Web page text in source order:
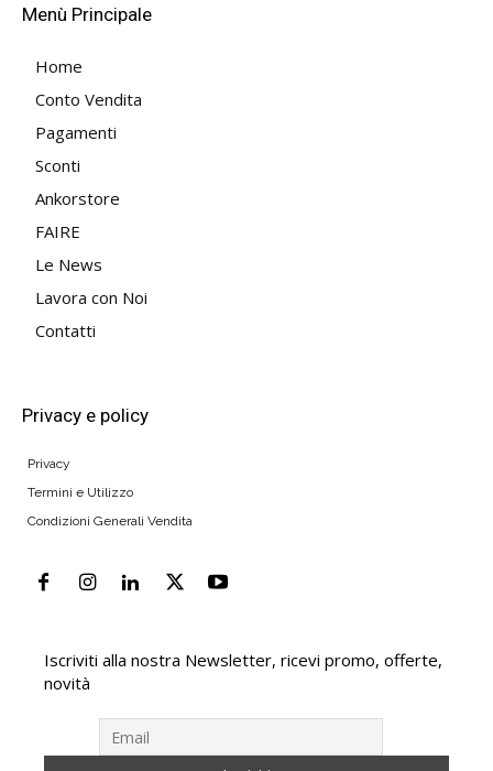
Menù Principale
Home
Conto Vendita
Pagamenti
Sconti
Ankorstore
FAIRE
Le News
Lavora con Noi
Contatti
Privacy e policy
Privacy
Termini e Utilizzo
Condizioni Generali Vendita
Iscriviti alla nostra Newsletter, ricevi promo, offerte,
novità